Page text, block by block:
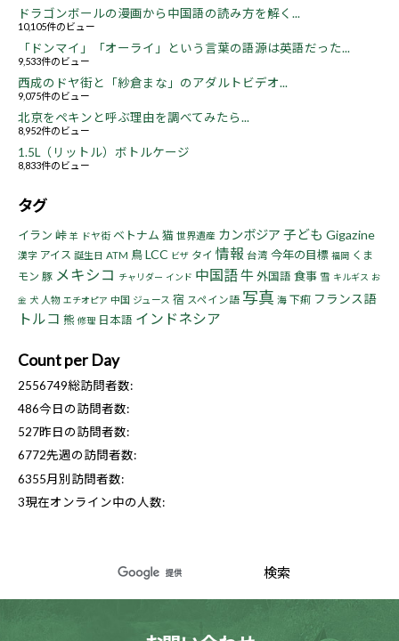
ドラゴンボールの漫画から中国語の読み方を解く...
10,105件のビュー
「ドンマイ」「オーライ」という言葉の語源は英語だった...
9,533件のビュー
西成のドヤ街と「紗倉まな」のアダルトビデオ...
9,075件のビュー
北京をペキンと呼ぶ理由を調べてみたら...
8,952件のビュー
1.5L（リットル）ボトルケージ
8,833件のビュー
タグ
イラン 峠 羊 ドヤ街 ベトナム 猫 世界遺産 カンボジア 子ども Gigazine
漢字 アイス 誕生日 ATM 鳥LCC ビザ タイ 情報 台湾 今年の目標 福岡 くま
モン 豚 メキシコ チャリダー インド 中国語牛 外国語 食事 雪 キルギス お
金 犬 人物 エチオピア 中国 ジュース 宿 スペイン語 写真 海 下痢 フランス語
トルコ 熊 修理 日本語 インドネシア
Count per Day
2556749総訪問者数:
486今日の訪問者数:
527昨日の訪問者数:
6772先週の訪問者数:
6355月別訪問者数:
3現在オンライン中の人数: